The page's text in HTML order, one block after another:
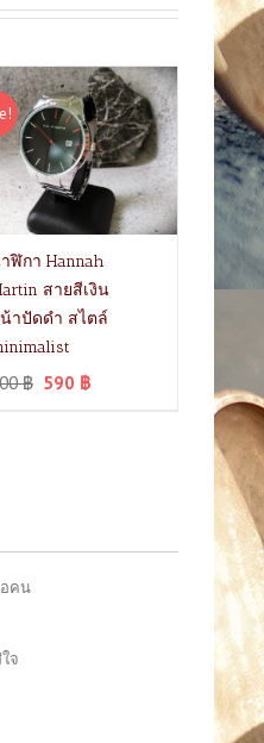
ฬิกา Hannah
สายสีเงิน
าปัดดำ สไตล์
฿ 590 ฿
คน
จ